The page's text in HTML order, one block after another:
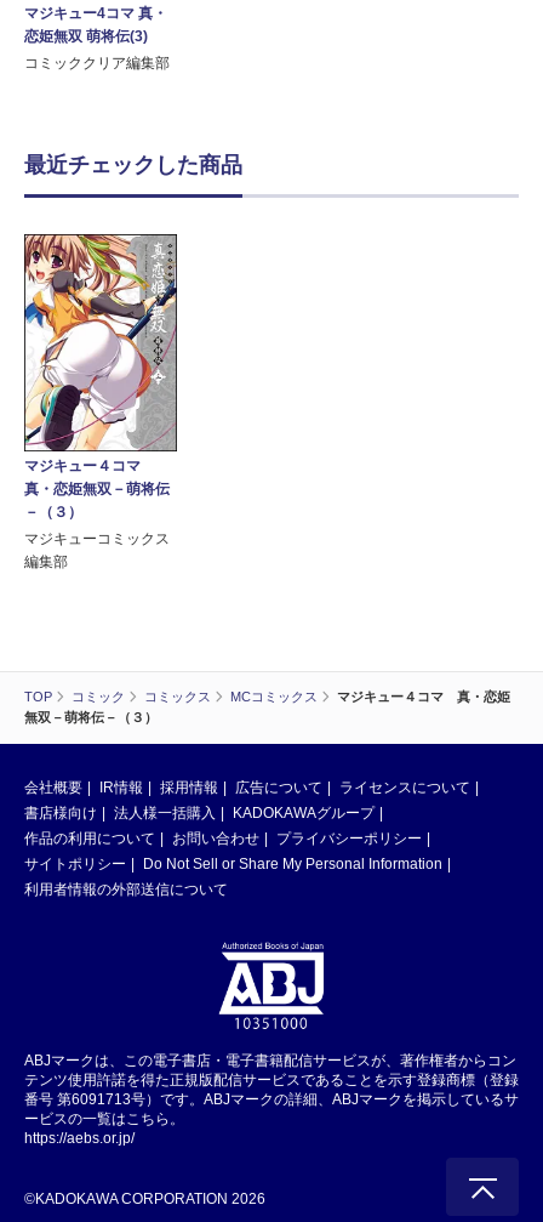
TOP コミック コミックス MCコミックス
マジキュー４コマ 真・恋姫
無双－萌将伝－（３）
マジキュー4コマ 真・
恋姫無双 萌将伝(3)
コミッククリア編集部
最近チェックした商品
マジキュー４コマ
真・恋姫無双－萌将伝
－（３）
マジキューコミックス
編集部
会社概要 IR情報 採用情報 広告について
ライセンスについて
書店様向け
法人様一括購入
KADOKAWAグループ
作品の利用について
お問い合わせ
プライバシーポリシー
サイトポリシー
Do Not Sell or Share My Personal Information
利用者情報の外部送信について
ABJマークは、この電子書店・電子書籍配信サービスが、著作権者からコン
テンツ使用許諾を得た正規版配信サービスであることを示す登録商標（登録
番号 第6091713号）です。ABJマークの詳細、ABJマークを掲示しているサ
ービスの一覧はこちら。
https://aebs.or.jp/
©KADOKAWA CORPORATION 2026